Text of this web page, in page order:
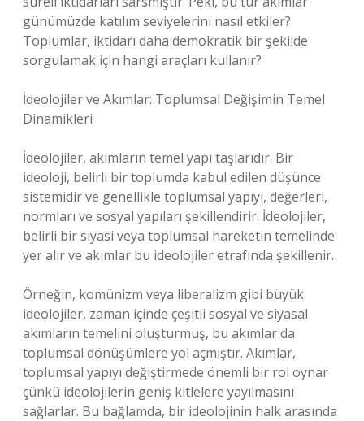
günümüzde katılım seviyelerini nasıl etkiler?
Toplumlar, iktidarı daha demokratik bir şekilde
sorgulamak için hangi araçları kullanır?
İdeolojiler ve Akımlar: Toplumsal Değişimin Temel
Dinamikleri
İdeolojiler, akımların temel yapı taşlarıdır. Bir
ideoloji, belirli bir toplumda kabul edilen düşünce
sistemidir ve genellikle toplumsal yapıyı, değerleri,
normları ve sosyal yapıları şekillendirir. İdeolojiler,
belirli bir siyasi veya toplumsal hareketin temelinde
yer alır ve akımlar bu ideolojiler etrafında şekillenir.
Örneğin, komünizm veya liberalizm gibi büyük
ideolojiler, zaman içinde çeşitli sosyal ve siyasal
akımların temelini oluşturmuş, bu akımlar da
toplumsal dönüşümlere yol açmıştır. Akımlar,
toplumsal yapıyı değiştirmede önemli bir rol oynar
çünkü ideolojilerin geniş kitlelere yayılmasını
sağlarlar. Bu bağlamda, bir ideolojinin halk arasında